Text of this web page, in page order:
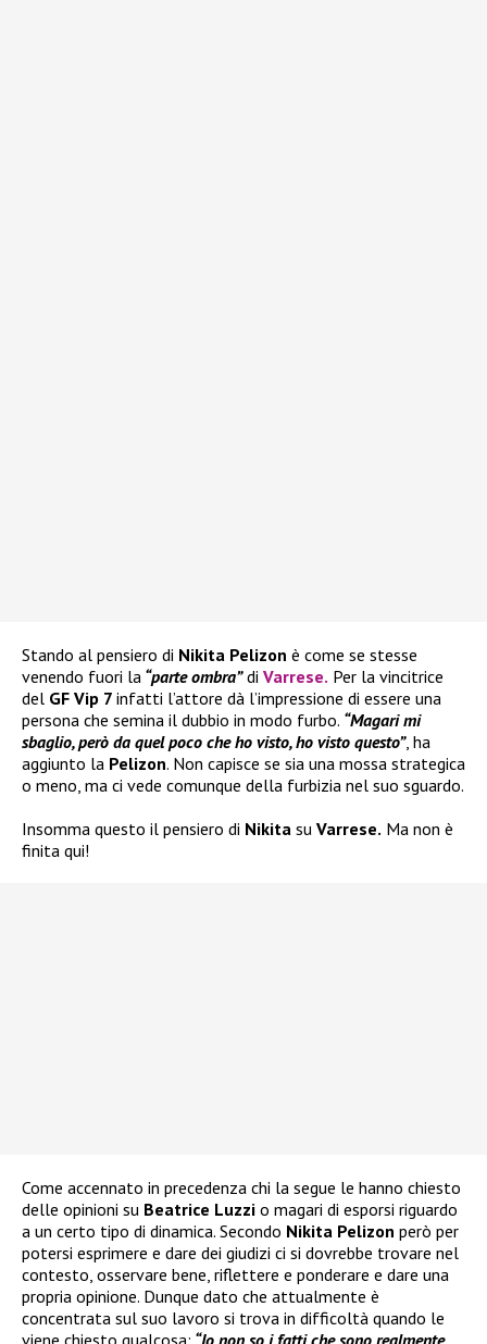
Stando al pensiero di Nikita Pelizon è come se stesse
venendo fuori la “parte ombra”di Varrese. Per la vincitrice
del GF Vip 7 infatti l’attore dà l’impressione di essere una
persona che semina il dubbio in modo furbo. “Magari mi
sbaglio, però da quel poco che ho visto, ho visto questo”, ha
aggiunto la Pelizon. Non capisce se sia una mossa strategica
o meno, ma ci vede comunque della furbizia nel suo sguardo.
Insomma questo il pensiero di Nikita su Varrese. Ma non è
finita qui!
Come accennato in precedenza chi la segue le hanno chiesto
delle opinioni su Beatrice Luzzi o magari di esporsi riguardo
a un certo tipo di dinamica. Secondo Nikita Pelizon però per
potersi esprimere e dare dei giudizi ci si dovrebbe trovare nel
contesto, osservare bene, riflettere e ponderare e dare una
propria opinione. Dunque dato che attualmente è
concentrata sul suo lavoro si trova in difficoltà quando le
viene chiesto qualcosa: “Io non so i fatti che sono realmente